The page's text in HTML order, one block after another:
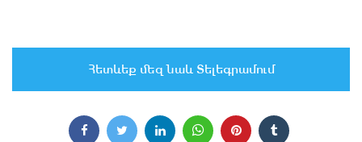
Հետևեք մեզ նաև Տելեգրամում